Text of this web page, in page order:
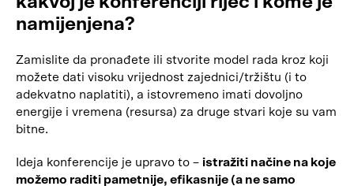
namijenjena?
Zamislite da pronađete ili stvorite model rada kroz koji
možete dati visoku vrijednost zajednici/tržištu (i to
adekvatno naplatiti), a istovremeno imati dovoljno
energije i vremena (resursa) za druge stvari koje su vam
bitne.
Ideja konferencije je upravo to – istražiti načine na koje
možemo raditi pametnije, efikasnije (a ne samo